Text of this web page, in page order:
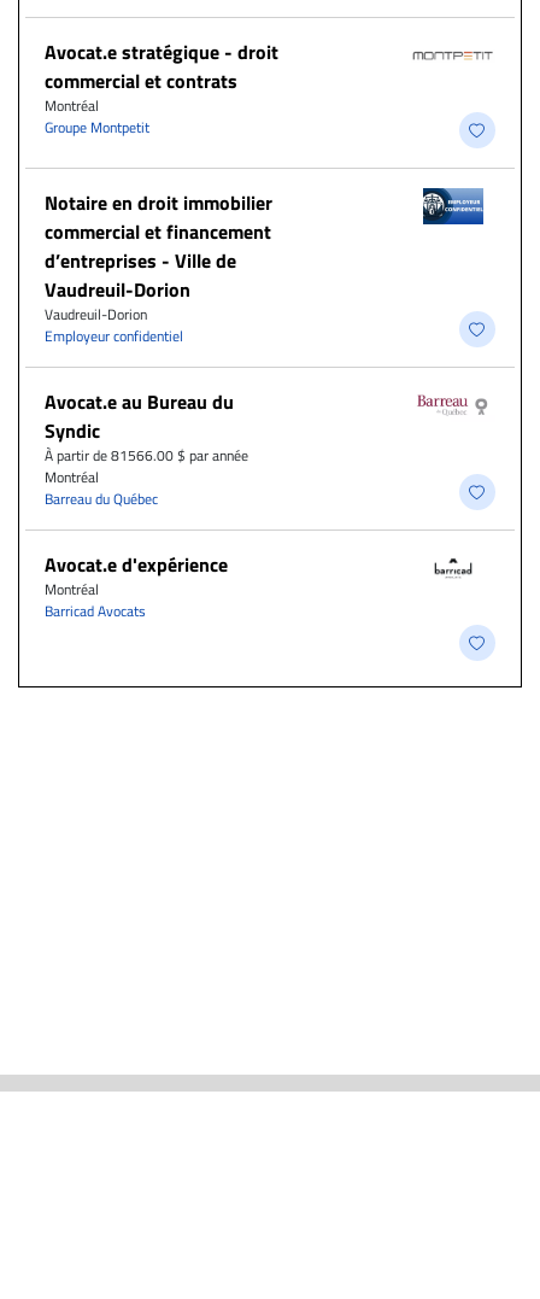
Avocat.e stratégique - droit
commercial et contrats
Montréal
Groupe Montpetit
Notaire en droit immobilier
commercial et financement
d’entreprises - Ville de
Vaudreuil-Dorion
Vaudreuil-Dorion
Employeur confidentiel
Avocat.e au Bureau du
Syndic
À partir de 81566.00 $ par année
Montréal
Barreau du Québec
Avocat.e d'expérience
Montréal
Barricad Avocats